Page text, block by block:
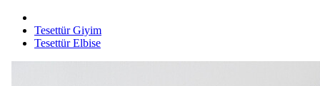
Tesettür Giyim
Tesettür Elbise